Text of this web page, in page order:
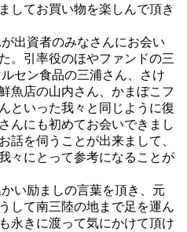
してお買い物を楽しんで頂き
出資者のみなさんにお会い
。引率役のほやファンドの三
セン食品の三浦さん、さけ
魚店の山内さん、かまぼこフ
といった我々と同じように復
んにも初めてお会いできまし
話を伺うことが出来まして、
々にとって参考になることが
い励ましの言葉を頂き、元
して南三陸の地まで足を運ん
永きに渡って気にかけて頂け